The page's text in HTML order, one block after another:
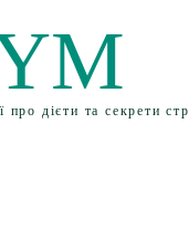
дієти та секрети